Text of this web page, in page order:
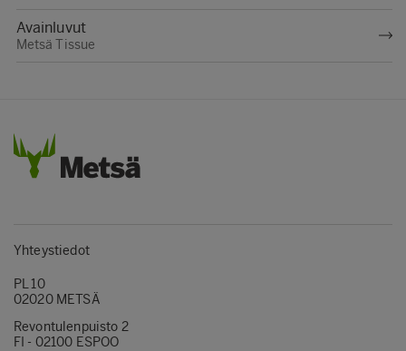
Avainluvut
Metsä Tissue
Yhteystiedot
PL 10
02020 METSÄ
Revontulenpuisto 2
FI - 02100 ESPOO